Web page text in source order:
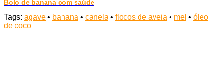
Bolo de banana com saúde
Tags: agave • banana • canela • flocos de aveia • mel • óleo
de coco